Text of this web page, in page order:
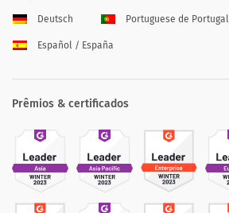
Deutsch Portuguese de Portugal
Español / España
Prêmios & certificados